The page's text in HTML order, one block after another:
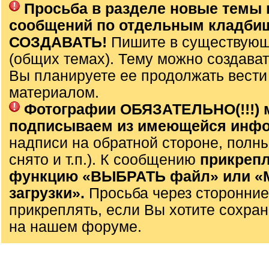
Просьба в разделе новые темы
сообщений по отдельным
СОЗДАВАТЬ! Пишите в
(общих темах). Тему можно
Вы планируете ее продолжать
материалом.
Фотографии ОБЯЗАТЕЛЬНО(!!!)
подписываем из имеющейся
надписи на обратной стороне,
снято и т.п.). К сообщению
функцию «ВЫБРАТЬ файл» или
загрузки». Просьба через
прикреплять, если Вы хотите
на нашем форуме.